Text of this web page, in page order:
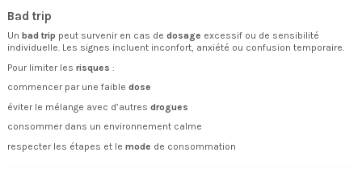
Bad trip
Un bad trip peut survenir en cas de dosage excessif ou de sensibilité
individuelle. Les signes incluent inconfort, anxiété ou confusion temporaire.
Pour limiter les risques :
commencer par une faible dose
éviter le mélange avec d’autres drogues
consommer dans un environnement calme
respecter les étapes et le mode de consommation